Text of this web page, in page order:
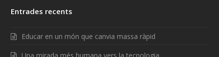
Entrades recents
Educar en un món que canvia massa ràpid